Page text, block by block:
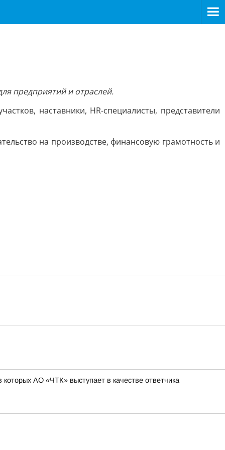
предприятий и отраслей.
наставники, HR-специалисты, представители
на производстве, финансовую грамотность и
АО «ЧТК» выступает в качестве ответчика